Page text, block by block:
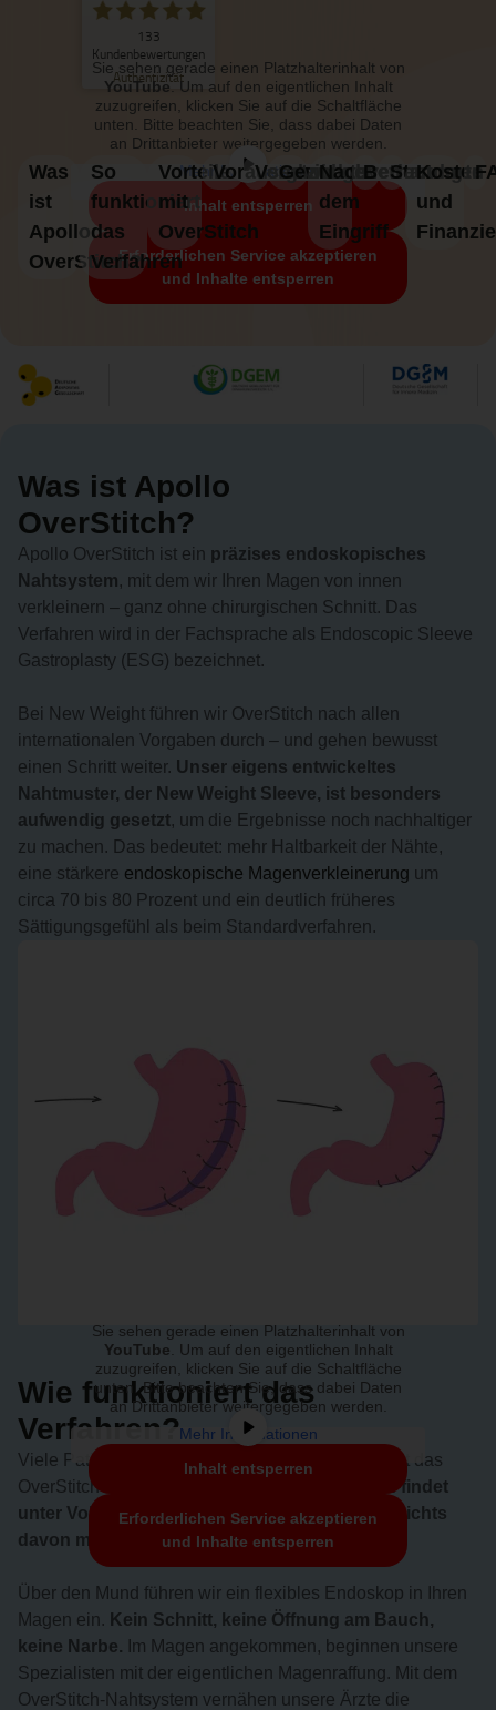
133
Kundenbewertungen
Authentizität
SEHR GUT
4,84
Bewertungen von
5
anderen Quellen
Blick aufs ProvenExpert-Profil werfen
23.07.2026
Sie sehen gerade einen Platzhalterinhalt von
YouTube. Um auf den eigentlichen Inhalt
zuzugreifen, klicken Sie auf die Schaltfläche
unten. Bitte beachten Sie, dass dabei Daten
an Drittanbieter weitergegeben werden.
Mehr Informationen
Inhalt entsperren
Erforderlichen Service akzeptieren
und Inhalte entsperren
Was
ist
Apollo
OverStitch?
So
funktioniert
das
Verfahren
Vorteile
mit
OverStitch
Voraussetzungen
Vergleich
Gewichtsverlust
Nach
dem
Eingriff
Betreuung
Standorte
Kosten
und
Was ist Apollo
OverStitch?
Apollo OverStitch ist ein präzises endoskopisches
Nahtsystem, mit dem wir Ihren Magen von innen
verkleinern – ganz ohne chirurgischen Schnitt. Das
Verfahren wird in der Fachsprache als Endoscopic Sleeve
Gastroplasty (ESG) bezeichnet.
Bei New Weight führen wir OverStitch nach allen
internationalen Vorgaben durch – und gehen bewusst
einen Schritt weiter. Unser eigens entwickeltes
Nahtmuster, der New Weight Sleeve, ist besonders
aufwendig gesetzt, um die Ergebnisse noch nachhaltiger
zu machen. Das bedeutet: mehr Haltbarkeit der Nähte,
eine stärkere endoskopische Magenverkleinerung um
circa 70 bis 80 Prozent und ein deutlich früheres
Sättigungsgefühl als beim Standardverfahren.
Wie funktioniert das
Verfahren?
Viele Patienten sind überrascht, wie unkompliziert das
OverStitch-Verfahren tatsächlich ist.
Der Eingriff findet
unter Vollnarkose statt – Sie bekommen also nichts
davon mit.
Über den Mund führen wir ein flexibles Endoskop in Ihren
Magen ein. Kein Schnitt, keine Öffnung am Bauch,
keine Narbe. Im Magen angekommen, beginnen unsere
Spezialisten mit der eigentlichen Magenraffung. Mit dem
OverStitch-Nahtsystem vernähen unsere Ärzte die
Sie sehen gerade einen Platzhalterinhalt von
YouTube. Um auf den eigentlichen Inhalt
zuzugreifen, klicken Sie auf die Schaltfläche
unten. Bitte beachten Sie, dass dabei Daten
an Drittanbieter weitergegeben werden.
Mehr Informationen
Inhalt entsperren
Erforderlichen Service akzeptieren
und Inhalte entsperren